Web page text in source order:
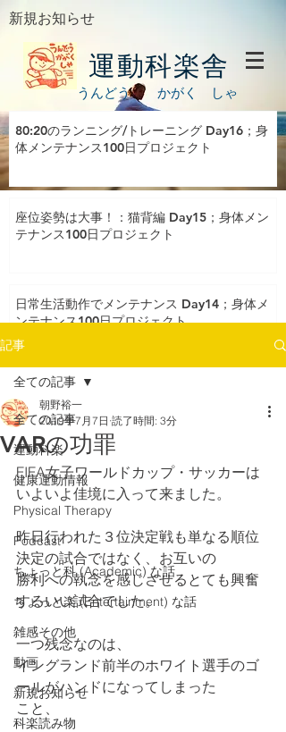
新規お知らせ
運動科楽舎
うんどう かがく しゃ
80:20のランニング/トレーニング Day16；身
体メンテナンス100日プロジェクト
座位姿勢は大事！：猫背編 Day15；身体メン
テナンス100日プロジェクト
日常生活動作でメンテナンス Day14；身体メ
ンテナンス100日プロジェクト
記事
全ての記事
運動科楽
健康運動情報
Physical Therapy
Podcast
ちょっと科 (Academic) な話
ちょっと楽 (Entertainment) な話
雑感その他
動画
新規お知らせ
科楽読み物
全ての記事
VARの功罪
朝野裕一
2019年7月7日 読了時間: 3分
FIFA女子ワールドカップ・サッカーは
いよいよ佳境に入って来ました。
昨日行われた３位決定戦も単なる順位
決定の試合ではなく、お互いの
勝利への執念を感じさせるとても興奮
するいい試合でした。
一つ残念なのは、
イングランド前半のホワイト選手のゴ
ールがハンドになってしまった
こと、